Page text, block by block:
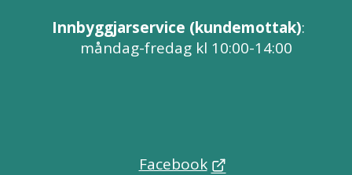
Innbyggjarservice (kundemottak):
måndag-fredag kl 10:00-14:00
Facebook